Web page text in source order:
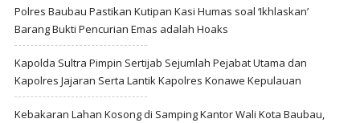
Polres Baubau Pastikan Kutipan Kasi Humas soal ‘Ikhlaskan’
Barang Bukti Pencurian Emas adalah Hoaks
Kapolda Sultra Pimpin Sertijab Sejumlah Pejabat Utama dan
Kapolres Jajaran Serta Lantik Kapolres Konawe Kepulauan
Kebakaran Lahan Kosong di Samping Kantor Wali Kota Baubau,